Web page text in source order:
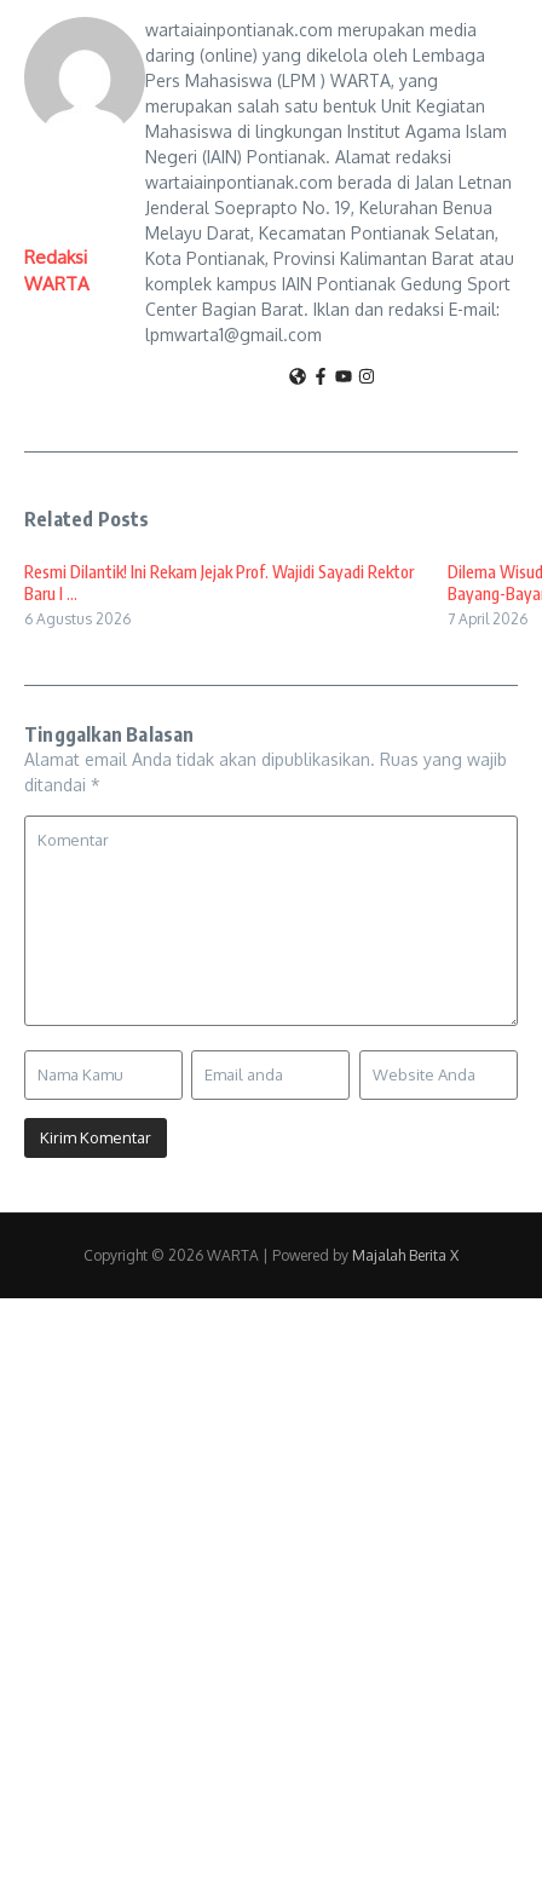
Redaksi
WARTA
wartaiainpontianak.com merupakan media
daring (online) yang dikelola oleh Lembaga
Pers Mahasiswa (LPM ) WARTA, yang
merupakan salah satu bentuk Unit Kegiatan
Mahasiswa di lingkungan Institut Agama Islam
Negeri (IAIN) Pontianak. Alamat redaksi
wartaiainpontianak.com berada di Jalan Letnan
Jenderal Soeprapto No. 19, Kelurahan Benua
Melayu Darat, Kecamatan Pontianak Selatan,
Kota Pontianak, Provinsi Kalimantan Barat atau
komplek kampus IAIN Pontianak Gedung Sport
Center Bagian Barat. Iklan dan redaksi E-mail:
lpmwarta1@gmail.com
Related Posts
Resmi Dilantik! Ini Rekam Jejak Prof. Wajidi Sayadi Rektor
Baru I ...
6 Agustus 2026
Dilema
Bayang-
7 April 2026
Tinggalkan Balasan
Alamat email Anda tidak akan dipublikasikan. Ruas yang wajib
ditandai *
Copyright © 2026 WARTA | Powered by Majalah Berita X